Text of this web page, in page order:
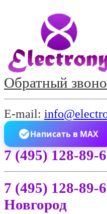
Обратный
E-mail:
Написать в MAX
7 (495) 128-89-
7 (495) 128-89-
Новгород